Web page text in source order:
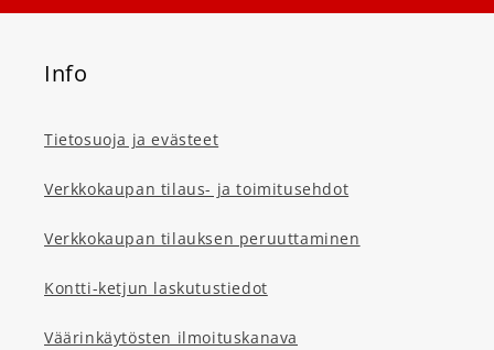
Info
Tietosuoja ja evästeet
Verkkokaupan tilaus- ja toimitusehdot
Verkkokaupan tilauksen peruuttaminen
Kontti-ketjun laskutustiedot
Väärinkäytösten ilmoituskanava